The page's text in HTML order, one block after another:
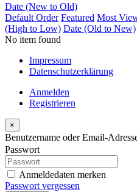
Date (New to Old)
Default Order Featured Most
(High to Low) Date (Old to New)
No item found
Impressum
Datenschutzerklärung
Anmelden
Registrieren
×
Benutzername oder Email-
Passwort
Anmeldedaten merken
Passwort vergessen